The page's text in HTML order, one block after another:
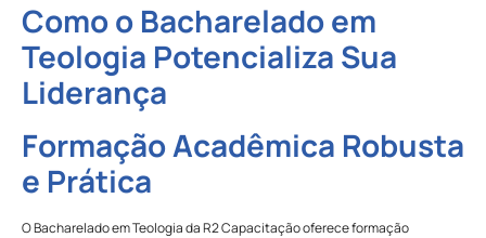
Como o Bacharelado em
Teologia Potencializa Sua
Liderança
Formação Acadêmica Robusta
e Prática
O Bacharelado em Teologia da R2 Capacitação oferece formação